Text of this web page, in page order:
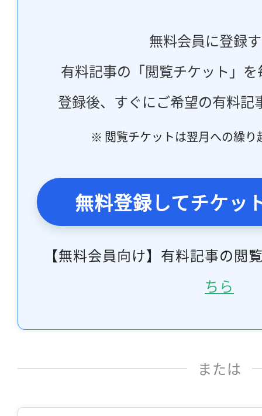
無料会員に登録
有料記事の「閲覧チケット」
登録後、すぐにご希望の有料記
※ 閲覧チケットは翌月への繰り
無料登録してチケッ
【無料会員向け】有料記事の閲
ちら
または